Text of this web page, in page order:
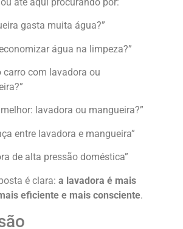
gasta muita água?”
água na limpeza?”
carro com lavadora ou
lavadora ou mangueira?”
entre lavadora e mangueira”
de alta pressão doméstica”
é clara: a lavadora é mais
eficiente e mais consciente.